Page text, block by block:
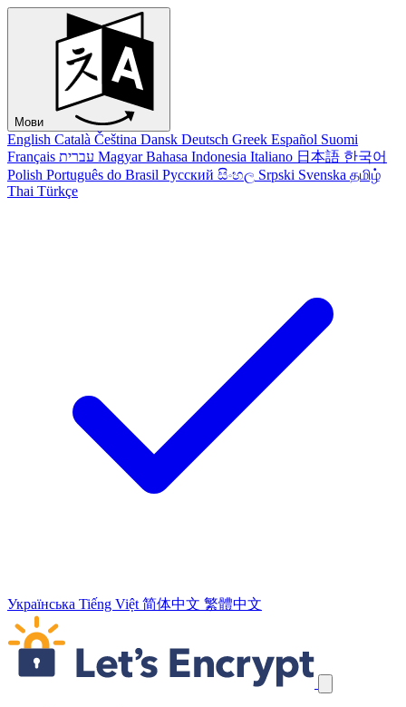
Мови
English Català Čeština Dansk Deutsch Greek Español Suomi
Français עברית Magyar Bahasa Indonesia Italiano 日本語 한국어
Polish Português do Brasil Русский සිංහල Srpski Svenska தமிழ்
Thai Türkçe
Українська Tiếng Việt 简体中文 繁體中文
Пропустити навігаційні посилання